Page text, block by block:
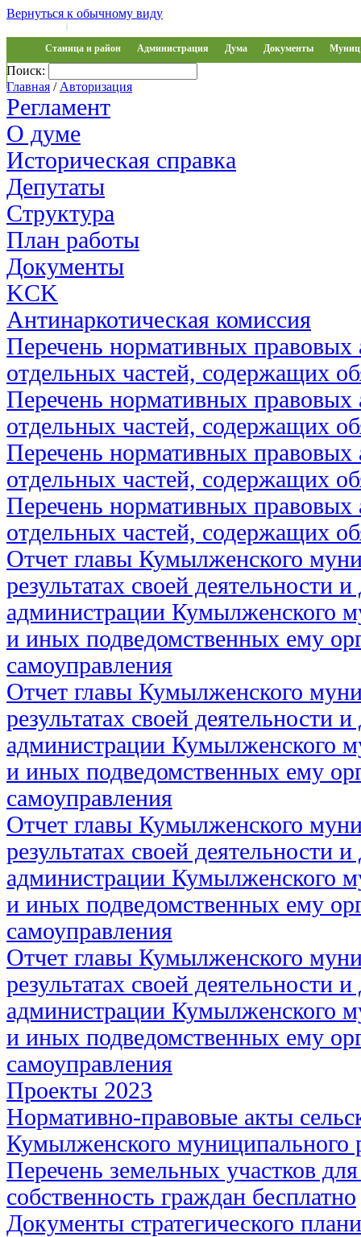
Вернуться к обычному виду
|
Станица и район Администрация Дума Документы Муниц
Обращения
Поиск:
Главная / Авторизация
Регламент
О думе
Историческая справка
Депутаты
Структура
План работы
Документы
KCK
Антинаркотическая комиссия
Перечень нормативных правовых
отдельных частей, содержащих
Перечень нормативных правовых
отдельных частей, содержащих
Перечень нормативных правовых
отдельных частей, содержащих
Перечень нормативных правовых
отдельных частей, содержащих
Отчет главы Кумылженского
результатах своей деятельности
администрации Кумылженского
и иных подведомственных ему
самоуправления
Отчет главы Кумылженского
результатах своей деятельности
администрации Кумылженского
и иных подведомственных ему
самоуправления
Отчет главы Кумылженского
результатах своей деятельности
администрации Кумылженского
и иных подведомственных ему
самоуправления
Отчет главы Кумылженского
результатах своей деятельности
администрации Кумылженского
и иных подведомственных ему
самоуправления
Проекты 2023
Нормативно-правовые акты
Кумылженского муниципального
Перечень земельных участков
собственность граждан бесплатно
Документы стратегического